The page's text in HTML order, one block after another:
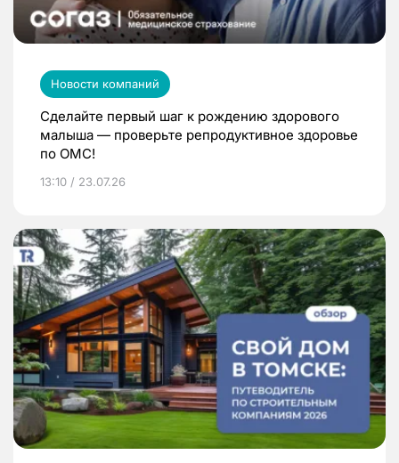
Новости компаний
Сделайте первый шаг к рождению здорового
малыша — проверьте репродуктивное здоровье
по ОМС!
13:10 / 23.07.26